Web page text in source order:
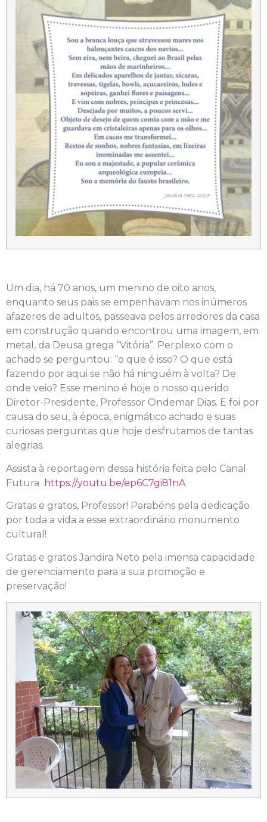
Um dia, há 70 anos, um menino de oito anos,
enquanto seus pais se empenhavam nos inúmeros
afazeres de adultos, passeava pelos arredores da casa
em construção quando encontrou uma imagem, em
metal, da Deusa grega “Vitória”. Perplexo com o
achado se perguntou: “o que é isso? O que está
fazendo por aqui se não há ninguém à volta? De
onde veio? Esse menino é hoje o nosso querido
Diretor-Presidente, Professor Ondemar Dias. E foi por
causa do seu, à época, enigmático achado e suas
curiosas perguntas que hoje desfrutamos de tantas
alegrias.
Assista à reportagem dessa história feita pelo Canal
Futura
https://youtu.be/ep6C7gi81nA
Gratas e gratos, Professor! Parabéns pela dedicação
por toda a vida a esse extraordinário monumento
cultural!
Gratas e gratos Jandira Neto pela imensa capacidade
de gerenciamento para a sua promoção e
preservação!